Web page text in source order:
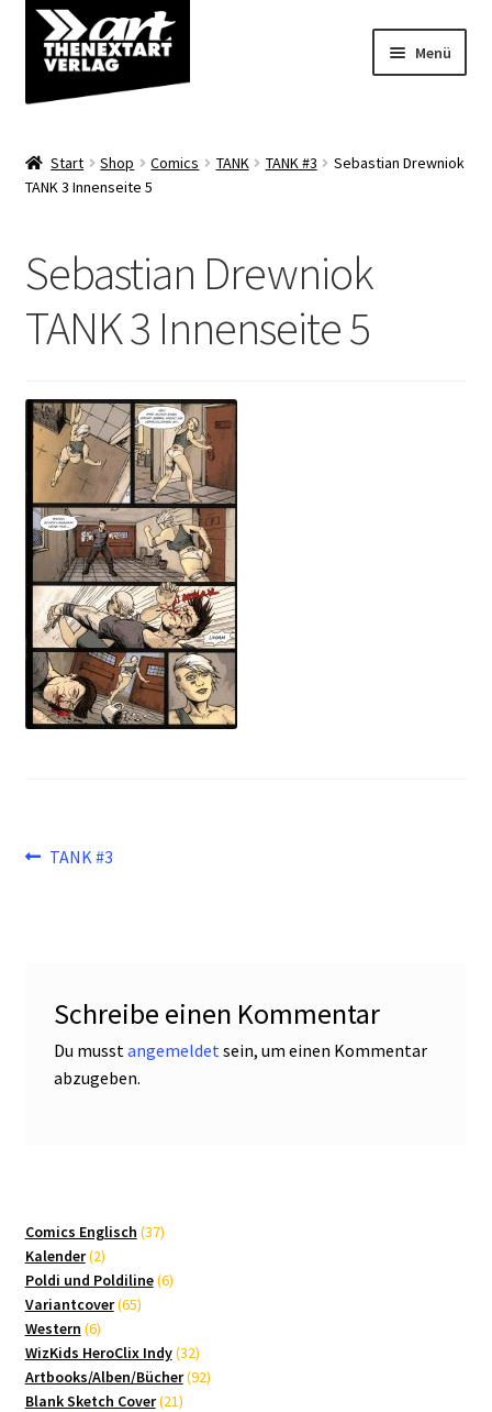
Zur
Navigation
springen
Zum
Inhalt
springen
Menü
Shop
Start Shop Comics TANK TANK #3
Sebastian Drewniok
TANK 3 Innenseite 5
Sebastian Drewniok
TANK 3 Innenseite 5
Beitragsnavigation
Vorheriger
TANK #3
Schreibe einen Kommentar
Du musst angemeldet sein, um einen Kommentar
abzugeben.
Comics Englisch 3737
Kalender 22
Produkte
Poldi und Poldiline 66
Variantcover 6565
Western 66
Produkte
WizKids HeroClix Indy 3232
Produkte
Artbooks/Alben/Bücher 9292
Blank Sketch Cover 2121